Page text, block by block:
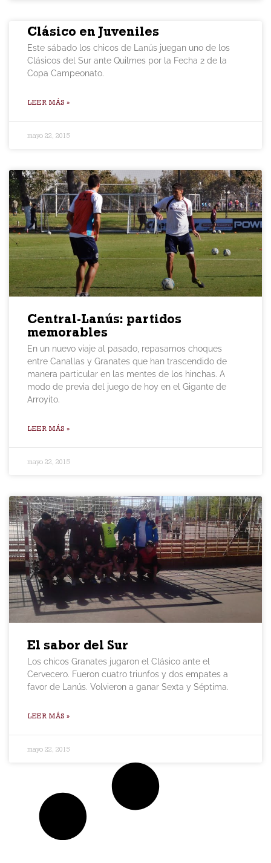
Clásico en Juveniles
Este sábado los chicos de Lanús juegan uno de los
Clásicos del Sur ante Quilmes por la Fecha 2 de la
Copa Campeonato.
LEER MÁS »
mayo 22, 2015
Central-Lanús: partidos
memorables
En un nuevo viaje al pasado, repasamos choques
entre Canallas y Granates que han trascendido de
manera particular en las mentes de los hinchas. A
modo de previa del juego de hoy en el Gigante de
Arroyito.
LEER MÁS »
mayo 22, 2015
El sabor del Sur
Los chicos Granates jugaron el Clásico ante el
Cervecero. Fueron cuatro triunfos y dos empates a
favor de Lanús. Volvieron a ganar Sexta y Séptima.
LEER MÁS »
mayo 22, 2015